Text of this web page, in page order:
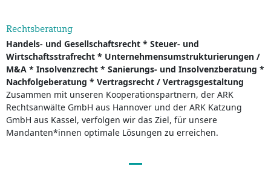
Rechtsberatung
Handels- und Gesellschaftsrecht * Steuer- und
Wirtschaftsstrafrecht * Unternehmensumstrukturierungen /
M&A * Insolvenzrecht * Sanierungs- und Insolvenzberatung *
Nachfolgeberatung * Vertragsrecht / Vertragsgestaltung
Zusammen mit unseren Kooperationspartnern, der ARK
Rechtsanwälte GmbH aus Hannover und der ARK Katzung
GmbH aus Kassel, verfolgen wir das Ziel, für unsere
Mandanten*innen optimale Lösungen zu erreichen.